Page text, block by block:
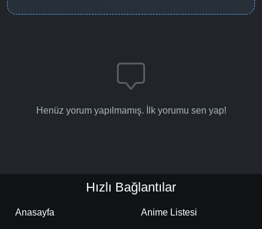
Henüz yorum yapılmamış. İlk yorumu sen yap!
Hızlı Bağlantılar
Anasayfa Anime Listesi